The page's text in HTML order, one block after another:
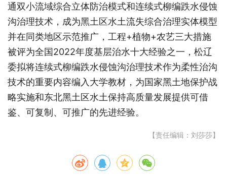
通双小流域综合立体防治模式和连续式柳编跌水侵蚀
沟治理技术，成为黑土区水土流失综合治理实体模型
并在同类地区示范推广，工程+植物+农艺三大措施
被评为全国2022年度基层治水十大经验之一，松辽
委拟将连续式柳编跌水侵蚀沟治理技术作为柔性治沟
技术的重要内容编入大学教材，为国家黑土地保护战
略实施和东北黑土区水土保持高质量发展提供可借
鉴、可复制、可推广的先进经验。
【责任编辑：刘莎莎】